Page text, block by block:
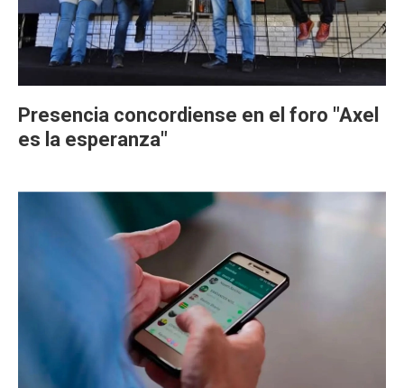
Presencia concordiense en el foro "Axel
es la esperanza"